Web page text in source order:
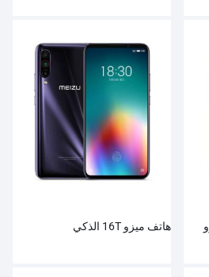
هاتف ميزو 16T الذكي